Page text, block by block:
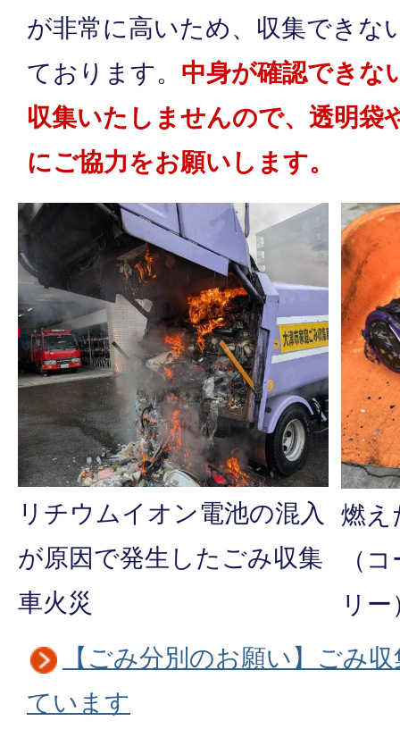
が非常に高いため、収集できな
ております。 中身が確認できな
収集いたしませんので、透明袋
にご協力をお願いします。
リチウムイオン電池の混入
が原因で発生したごみ収集
車火災
燃え
（
リー
【ごみ分別のお願い】ごみ
ています